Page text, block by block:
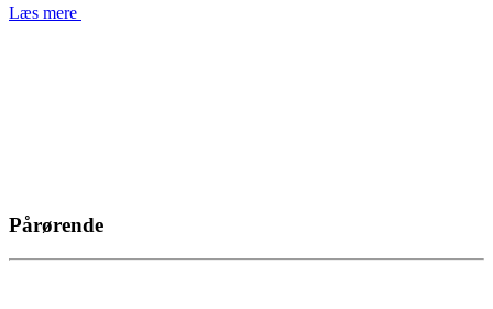
Læs mere
Pårørende